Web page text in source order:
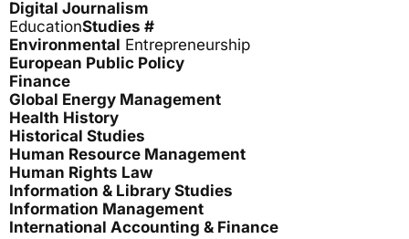
Digital Journalism
EducationStudies #
Environmental Entrepreneurship
European Public Policy
Finance
Global Energy Management
Health History
Historical Studies
Human Resource Management
Human Rights Law
Information & Library Studies
Information Management
International Accounting & Finance